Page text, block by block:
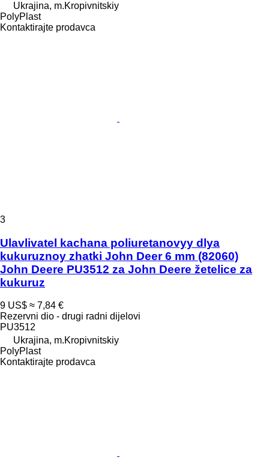
Ukrajina, m.Kropivnitskiy
PolyPlast
Kontaktirajte prodavca
3
Ulavlivatel kachana poliuretanovyy dlya
kukuruznoy zhatki John Deer 6 mm (82060)
John Deere PU3512 za John Deere žetelice za
kukuruz
9 US$ ≈ 7,84 €
Rezervni dio - drugi radni dijelovi
PU3512
Ukrajina, m.Kropivnitskiy
PolyPlast
Kontaktirajte prodavca